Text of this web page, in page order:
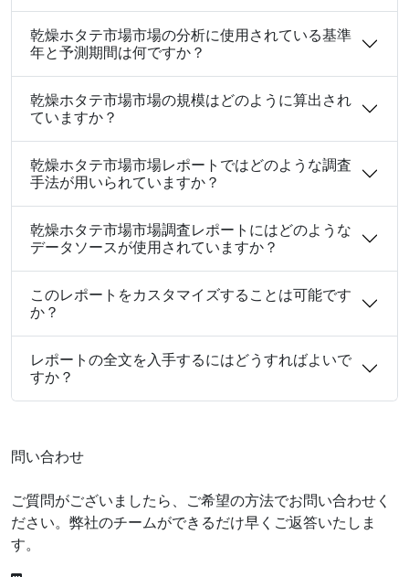
乾燥ホタテ市場市場の分析に使用されている基準
年と予測期間は何ですか？
乾燥ホタテ市場市場の規模はどのように算出され
ていますか？
乾燥ホタテ市場市場レポートではどのような調査
手法が用いられていますか？
乾燥ホタテ市場市場調査レポートにはどのような
データソースが使用されていますか？
このレポートをカスタマイズすることは可能です
か？
レポートの全文を入手するにはどうすればよいで
すか？
問い合わせ
ご質問がございましたら、ご希望の方法でお問い合わせく
ださい。弊社のチームができるだけ早くご返答いたしま
す。